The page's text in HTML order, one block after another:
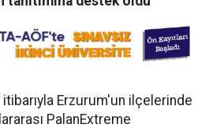
Erzurum'un ilçelerinde
PalanExtreme